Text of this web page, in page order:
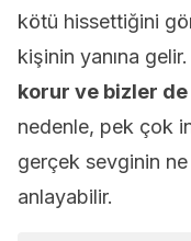
kötü hissettiğini
kişinin yanına gelir.
korur ve bizler de
nedenle, pek çok
gerçek sevginin
anlayabilir.